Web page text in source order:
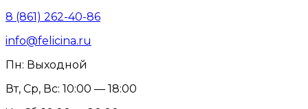
8 (861) 262-40-86
info@felicina.ru
Пн: Выходной
Вт, Ср, Вс: 10:00 — 18:00